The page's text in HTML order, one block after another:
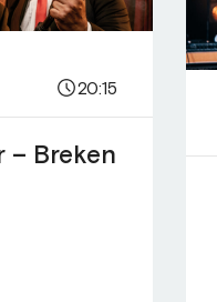
20:15
– Breken